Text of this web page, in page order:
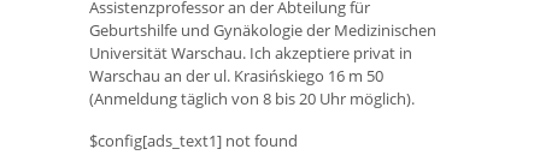
Assistenzprofessor an der Abteilung für
Geburtshilfe und Gynäkologie der Medizinischen
Universität Warschau. Ich akzeptiere privat in
Warschau an der ul. Krasińskiego 16 m 50
(Anmeldung täglich von 8 bis 20 Uhr möglich).
$config[ads_text1] not found